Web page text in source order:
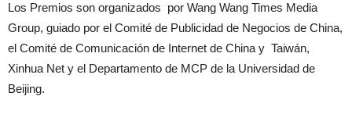
Los Premios son organizados por Wang Wang Times Media
Group, guiado por el Comité de Publicidad de Negocios de China,
el Comité de Comunicación de Internet de China y Taiwán,
Xinhua Net y el Departamento de MCP de la Universidad de
Beijing.